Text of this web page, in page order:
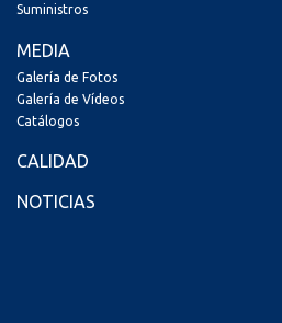
Suministros
MEDIA
Galería de Fotos
Galería de Vídeos
Catálogos
CALIDAD
NOTICIAS